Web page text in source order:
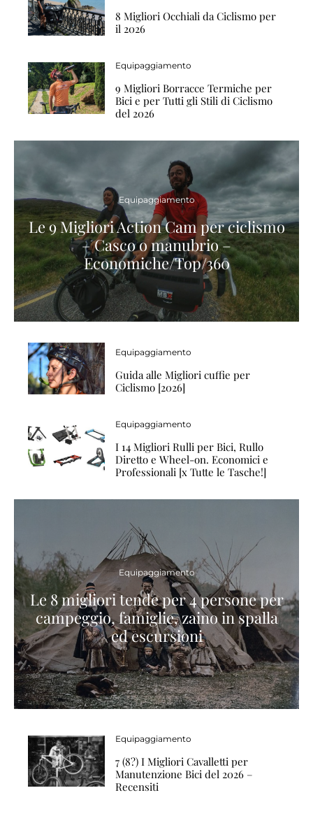
8 Migliori Occhiali da Ciclismo per
il 2026
Equipaggiamento
9 Migliori Borracce Termiche per
Bici e per Tutti gli Stili di Ciclismo
del 2026
Equipaggiamento
Le 9 Migliori Action Cam per ciclismo
– Casco o manubrio –
Economiche/Top/360
Equipaggiamento
Guida alle Migliori cuffie per
Ciclismo [2026]
Equipaggiamento
I 14 Migliori Rulli per Bici, Rullo
Diretto e Wheel-on. Economici e
Professionali [x Tutte le Tasche!]
Equipaggiamento
Le 8 migliori tende per 4 persone per
campeggio, famiglie, zaino in spalla
ed escursioni
Equipaggiamento
7 (8?) I Migliori Cavalletti per
Manutenzione Bici del 2026 –
Recensiti